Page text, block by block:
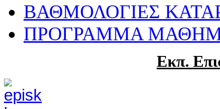
ΒΑΘΜΟΛΟΓΙΕΣ
ΠΡΟΓΡΑΜΜΑ
Eκπ.